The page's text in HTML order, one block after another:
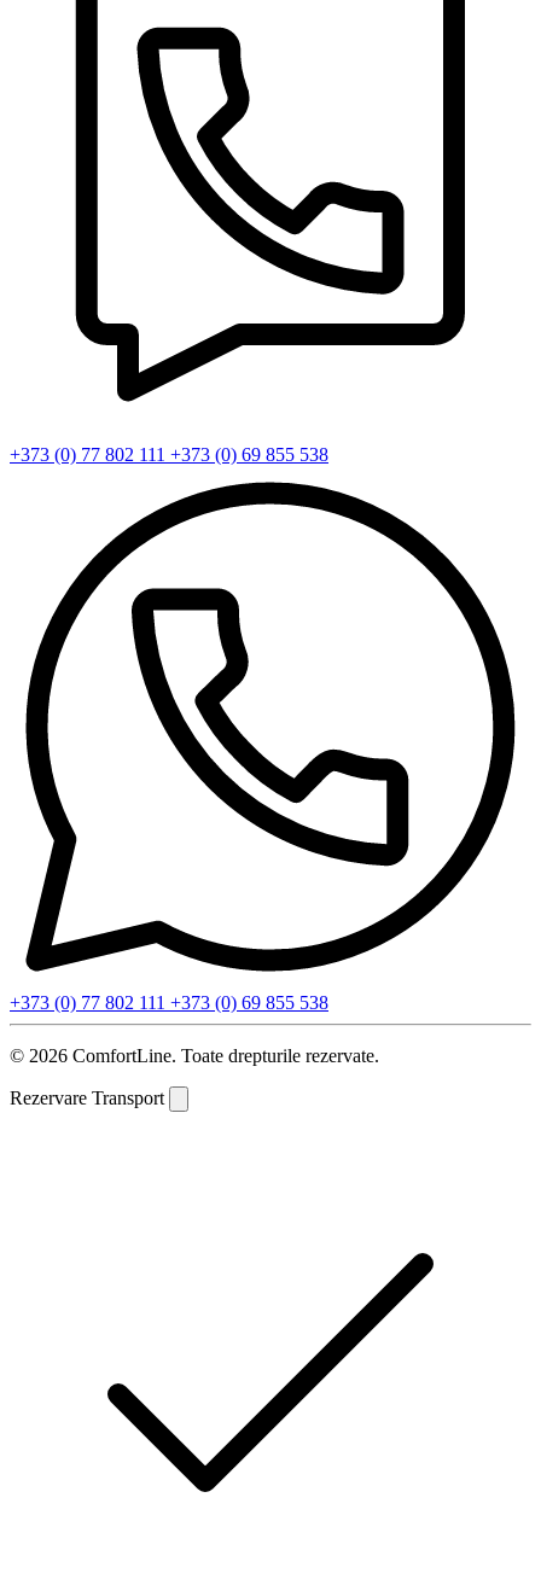
+373 (0) 77 802 111 +373 (0) 69 855 538
+373 (0) 77 802 111 +373 (0) 69 855 538
© 2026 ComfortLine. Toate drepturile rezervate.
Rezervare Transport